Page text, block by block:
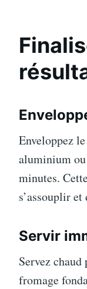
Enveloppez
aluminium
minutes.
s’assouplir et
Servir
Servez
fromage